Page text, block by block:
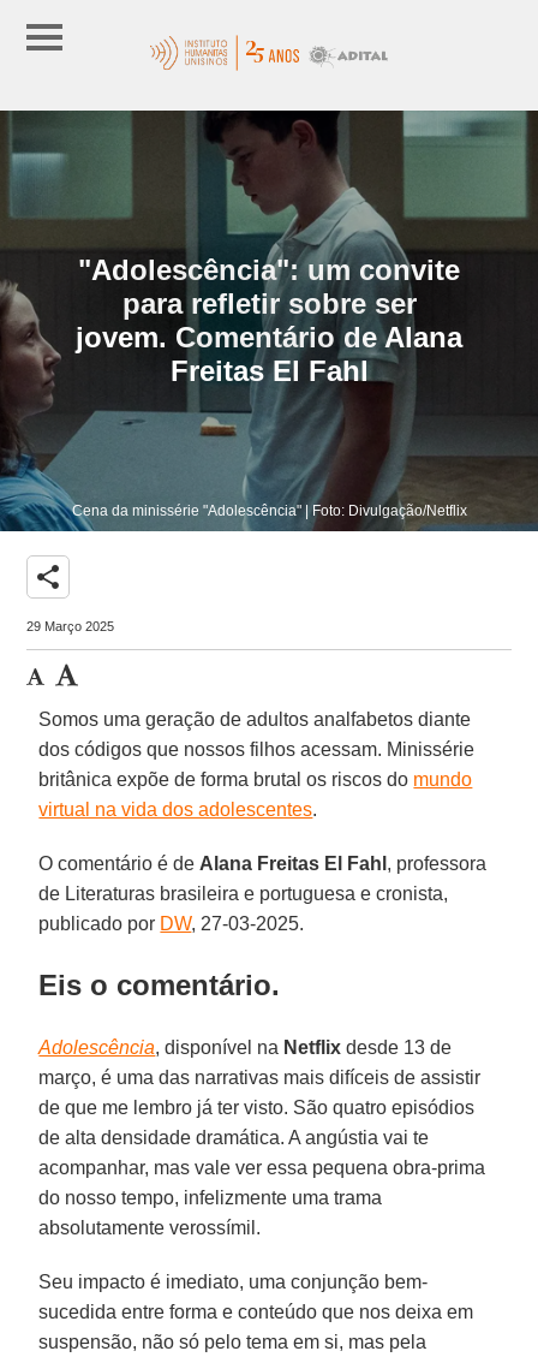
"Adolescência": um convite
para refletir sobre ser
jovem. Comentário de Alana
Freitas El Fahl
Cena da minissérie "Adolescência" | Foto: Divulgação/Netflix
share
29 Março 2025
Somos uma geração de adultos analfabetos diante
dos códigos que nossos filhos acessam. Minissérie
britânica expõe de forma brutal os riscos do mundo
virtual na vida dos adolescentes.
O comentário é de Alana Freitas El Fahl , professora
de Literaturas brasileira e portuguesa e cronista,
publicado por DW, 27-03-2025.
Eis o comentário.
Adolescência, disponível na Netflix desde 13 de
março, é uma das narrativas mais difíceis de assistir
de que me lembro já ter visto. São quatro episódios
de alta densidade dramática. A angústia vai te
acompanhar, mas vale ver essa pequena obra-prima
do nosso tempo, infelizmente uma trama
absolutamente verossímil.
Seu impacto é imediato, uma conjunção bem-
sucedida entre forma e conteúdo que nos deixa em
suspensão, não só pelo tema em si, mas pela